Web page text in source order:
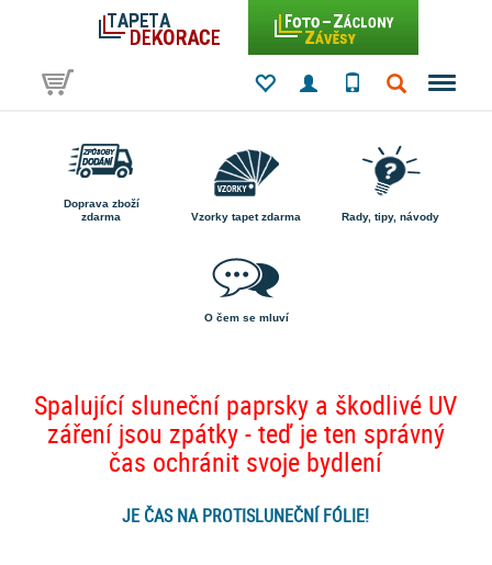
Doprava zboží
zdarma
Vzorky tapet zdarma Rady, tipy, návody
O čem se mluví
Spalující sluneční paprsky a škodlivé UV
záření jsou zpátky - teď je ten správný
čas ochránit svoje bydlení
JE ČAS NA PROTISLUNEČNÍ FÓLIE!